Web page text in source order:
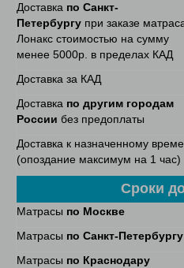
Доставка по Санкт-
Петербургу при заказе
Лонакс стоимостью на сумму
менее 5000р. в пределах КАД
Доставка за КАД
Доставка по другим городам
России без предоплаты
Доставка к назначенному
(опоздание максимум на 1 час)
Сроки
Матрасы по Москве
Матрасы по Санкт-Петербургу
Матрасы по Краснодару